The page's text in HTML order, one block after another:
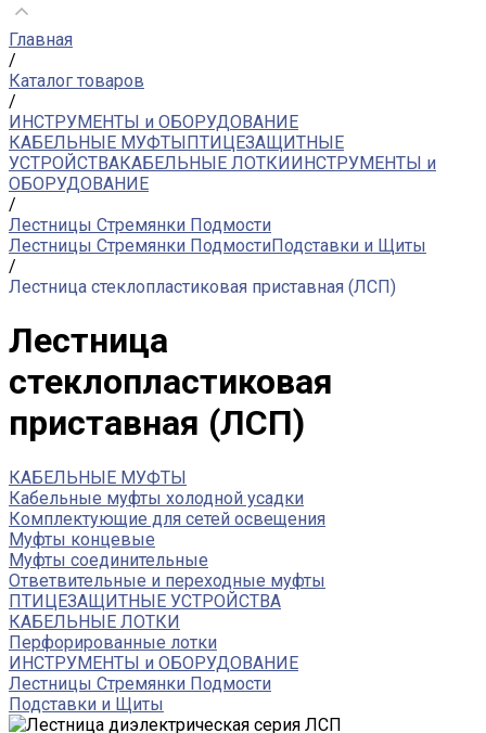
Главная
/
Каталог товаров
/
ИНСТРУМЕНТЫ и ОБОРУДОВАНИЕ
КАБЕЛЬНЫЕ МУФТЫПТИЦЕЗАЩИТНЫЕ
УСТРОЙСТВАКАБЕЛЬНЫЕ ЛОТКИИНСТРУМЕНТЫ и
ОБОРУДОВАНИЕ
/
Лестницы Стремянки Подмости
Лестницы Стремянки ПодмостиПодставки и Щиты
/
Лестница стеклопластиковая приставная (ЛСП)
Лестница
стеклопластиковая
приставная (ЛСП)
КАБЕЛЬНЫЕ МУФТЫ
Кабельные муфты холодной усадки
Комплектующие для сетей освещения
Муфты концевые
Муфты соединительные
Ответвительные и переходные муфты
ПТИЦЕЗАЩИТНЫЕ УСТРОЙСТВА
КАБЕЛЬНЫЕ ЛОТКИ
Перфорированные лотки
ИНСТРУМЕНТЫ и ОБОРУДОВАНИЕ
Лестницы Стремянки Подмости
Подставки и Щиты